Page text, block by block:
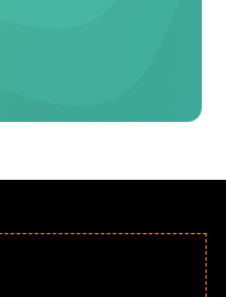
einer
sowohl für